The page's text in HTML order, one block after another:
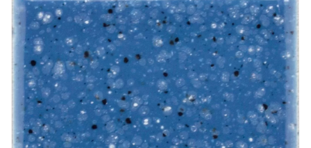
от 624 ₽
7970 Клеопатра
глазурь Terracolor